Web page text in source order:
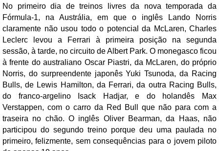
No primeiro dia de treinos livres da nova temporada da
Fórmula-1, na Austrália, em que o inglês Lando Norris
claramente não usou todo o potencial da McLaren, Charles
Leclerc levou a Ferrari à primeira posição na segunda
sessão, à tarde, no circuito de Albert Park. O monegasco ficou
à frente do australiano Oscar Piastri, da McLaren, do próprio
Norris, do surpreendente japonês Yuki Tsunoda, da Racing
Bulls, de Lewis Hamilton, da Ferrari, da outra Racing Bulls,
do franco-argelino Isack Hadjar, e do holandês Max
Verstappen, com o carro da Red Bull que não para com a
traseira no chão. O inglês Oliver Bearman, da Haas, não
participou do segundo treino porque deu uma paulada no
primeiro, felizmente, sem consequências para o jovem piloto